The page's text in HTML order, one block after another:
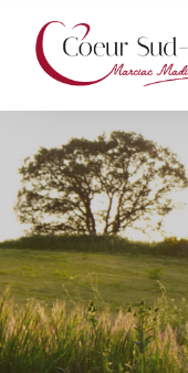
contenu
principal